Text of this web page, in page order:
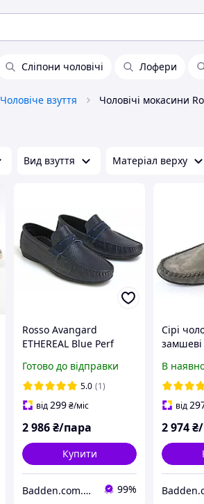
Сліпони чоловічі Лофери
Чоловіче взуття Чоловічі мокасини
Вид взуття Матеріал верху
Rosso Avangard
ETHEREAL Blue Perf
сині з перфорацією
чоловіче взуття
повсякденне
Готово до відправки
5.0 (1)
від299₴/міс
2 986₴/пара
Купити
Badden.com.ua інтернет магазин чоловічого та жіночого взуття великих розмірів 99%
Сірі
замшеві
взуття
Grey
В
від
2 974